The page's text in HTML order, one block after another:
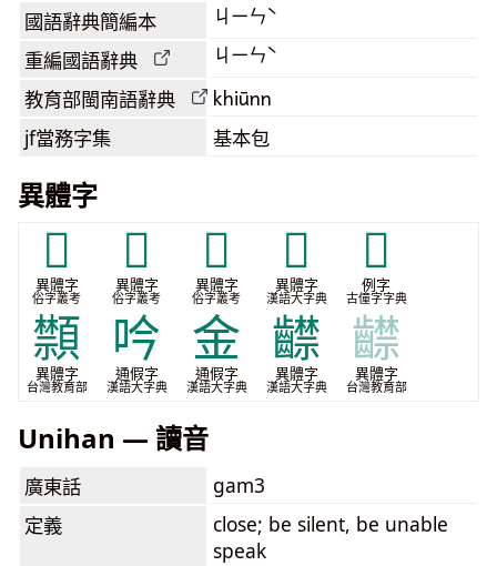
國語辭典簡編本 ㄐㄧㄣˋ
重編國語辭典 ㄐㄧㄣˋ
教育部閩南語辭典 khiūnn
jf當務字集 基本包
異體字
𠾣
異體字
俗字叢考
𠾤
異體字
俗字叢考
𠾬
異體字
俗字叢考
𦧈
異體字
漢語大字典
𪡗
例字
古僮字字典
䫴
異體字
台灣教育部
吟
通假字
漢語大字典
金
通假字
漢語大字典
齽
異體字
漢語大字典
齽
異體字
台灣教育部
Unihan — 讀音
廣東話
gam3
定義
close; be silent, be unable
speak